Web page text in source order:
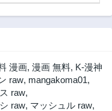
漫画, 漫画 無料, K-漫神
raw, mangakoma01,
raw,
raw, マッシュル raw,